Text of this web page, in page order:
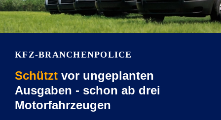
KFZ-BRANCHEN­POLICE
Schützt vor ungeplanten
Ausgaben - schon ab drei
Motorfahrzeugen